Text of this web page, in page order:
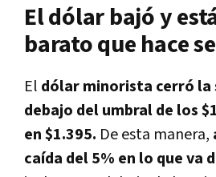
El dólar bajó y
barato que hace
El dólar minorista cerró la
debajo del umbral de los
en $1.395. De esta manera,
caída del 5% en lo que va